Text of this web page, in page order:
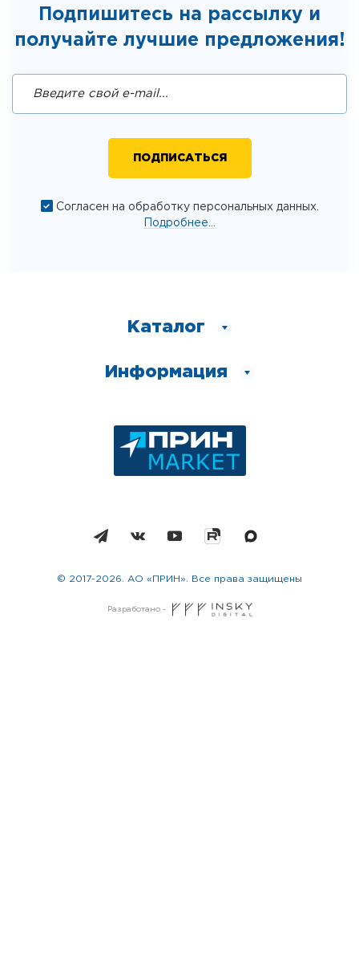
Подпишитесь на рассылку и
получайте лучшие предложения!
Согласен на обработку персональных данных.
Подробнее...
Каталог
Информация
Разработано -
© 2017-2026. АО «ПРИН». Все права защищены